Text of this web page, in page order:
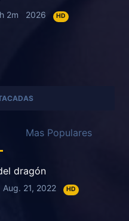
2m 2026 HD
Mas Populares
dragón
Aug. 21, 2022 HD